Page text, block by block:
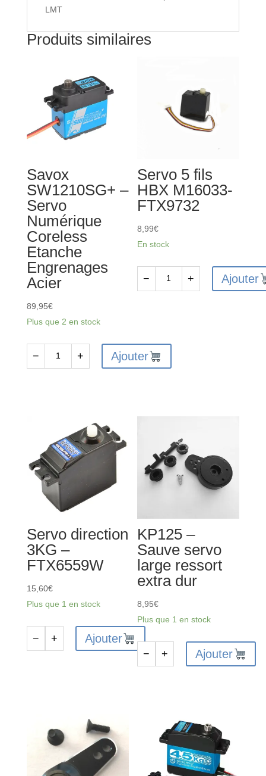
LMT
Produits similaires
Savox
SW1210SG+ –
Servo
Numérique
Coreless
Etanche
Engrenages
Acier
89,95€
Plus que 2 en stock
Numérique
Coreless
Etanche
Engrenages
− + Ajouter
Servo 5 fils
HBX M16033-
FTX9732
8,99€
En stock
fils
HBX
− + Ajouter
Servo direction
3KG –
FTX6559W
15,60€
Plus que 1 en stock
FTX6559W
− + Ajouter
KP125 –
Sauve servo
large ressort
extra dur
8,95€
Plus que 1 en stock
ressort
− + Ajouter